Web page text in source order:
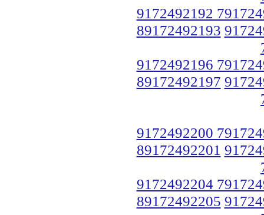
9172492192
89172492193
9172492196
89172492197
9172492200
89172492201
9172492204
89172492205